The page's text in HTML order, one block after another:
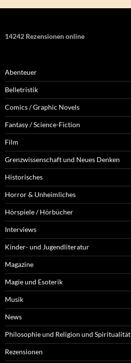
14242 Rezensionen online
Abenteuer
Belletristik
Comics / Graphic Novels
Fantasy / Science-Fiction
Film
Grenzwissenschaft und Neues Denken
Historisches
Horror & Unheimliches
Hörspiele / Hörbücher
Interviews
Kinder- und Jugendliteratur
Magazine
Magie und Esoterik
Musik
News
Philosophie und Religion und Spiritualität
Rezensionen